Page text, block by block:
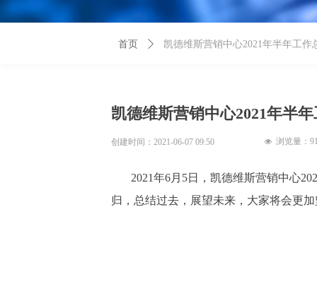
凯德维斯营销中心2021年半
2021年6月5日，凯德维斯营销中心
归，总结过去，展望未来，大家将会更
首页 ꄲ 凯德维斯营销中心2021年半年工作
创建时间： 2021-06-07 09:50 넶 浏览量：